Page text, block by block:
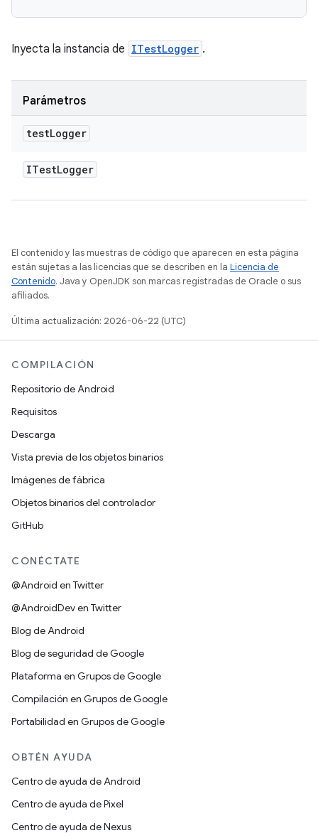
Inyecta la instancia de ITestLogger .
Parámetros
testLogger
ITestLogger
El contenido y las muestras de código que aparecen en esta página
están sujetas a las licencias que se describen en la Licencia de
Contenido. Java y OpenJDK son marcas registradas de Oracle o sus
afiliados.
Última actualización: 2026-06-22 (UTC)
COMPILACIÓN
Repositorio de Android
Requisitos
Descarga
Vista previa de los objetos binarios
Imágenes de fábrica
Objetos binarios del controlador
GitHub
CONÉCTATE
@Android en Twitter
@AndroidDev en Twitter
Blog de Android
Blog de seguridad de Google
Plataforma en Grupos de Google
Compilación en Grupos de Google
Portabilidad en Grupos de Google
OBTÉN AYUDA
Centro de ayuda de Android
Centro de ayuda de Pixel
Centro de ayuda de Nexus